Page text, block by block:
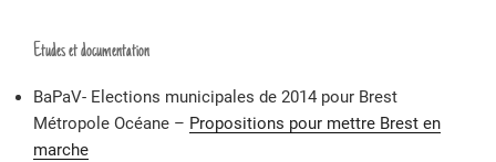
Etudes et documentation
BaPaV- Elections municipales de 2014 pour Brest
Métropole Océane – Propositions pour mettre Brest en
marche